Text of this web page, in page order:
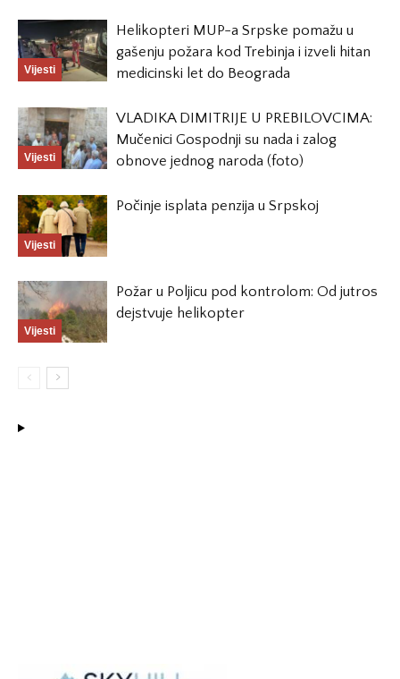
Vijesti
Helikopteri MUP-a Srpske pomažu u
gašenju požara kod Trebinja i izveli hitan
medicinski let do Beograda
Vijesti
VLADIKA DIMITRIJE U PREBILOVCIMA:
Mučenici Gospodnji su nada i zalog
obnove jednog naroda (foto)
Vijesti
Počinje isplata penzija u Srpskoj
Vijesti
Požar u Poljicu pod kontrolom: Od jutros
dejstvuje helikopter